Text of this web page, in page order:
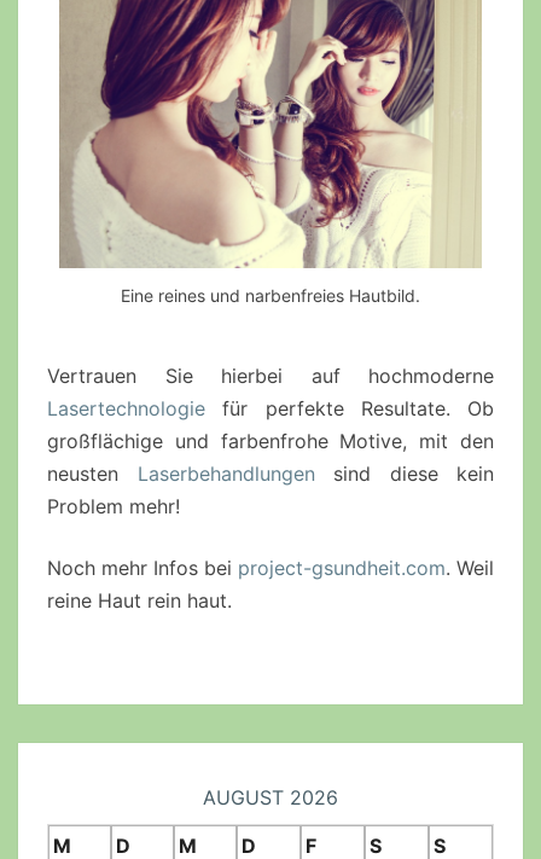
Eine reines und narbenfreies Hautbild.
Vertrauen Sie hierbei auf hochmoderne
Lasertechnologie für perfekte Resultate. Ob
großflächige und farbenfrohe Motive, mit den
neusten Laserbehandlungen sind diese kein
Problem mehr!
Noch mehr Infos bei project-gsundheit.com. Weil
reine Haut rein haut.
AUGUST 2026
M
D M D F S
S